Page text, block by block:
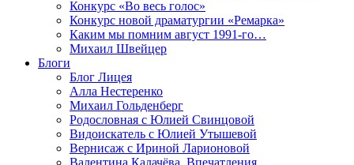
Конкурс «Во весь голос»
Конкурс новой драматургии «Ремарка»
Каким мы помним август 1991-го…
Михаил Швейцер
Блоги
Блог Лицея
Алла Нестеренко
Михаил Гольденберг
Родословная с Юлией Свинцовой
Видоискатель с Юлией Утышевой
Вернисаж с Ириной Ларионовой